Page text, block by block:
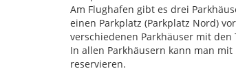
Am Flughafen gibt es drei
einen Parkplatz (Parkplatz Nord)
verschiedenen Parkhäuser mit
In allen Parkhäusern kann man
reservieren.